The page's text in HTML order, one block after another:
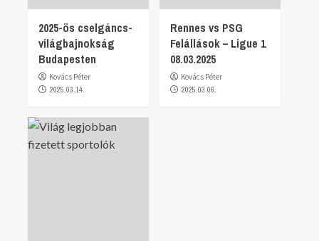
2025-ös cselgáncs-
világbajnokság
Budapesten
Kovács Péter
2025.03.14.
Rennes vs PSG
Felállások – Ligue 1
08.03.2025
Kovács Péter
2025.03.06.